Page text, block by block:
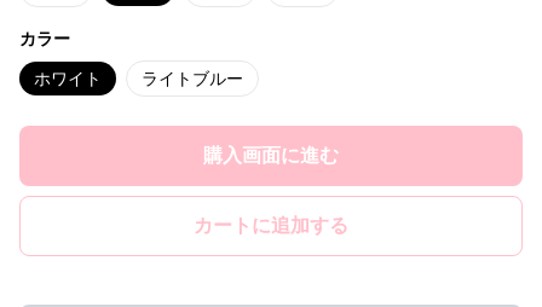
カラー
ホワイト ライトブルー
購入画面に進む
カートに追加する